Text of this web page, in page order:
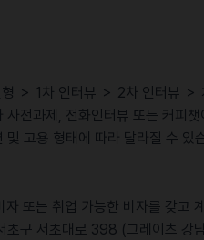
＞ 1차 인터뷰 ＞ 2차 인터뷰 ＞
사전과제, 전화인터뷰 또는 커피
및 고용 형태에 따라 달라질 수 있
자 또는 취업 가능한 비자를 갖고
초구 서초대로 398 (그레이츠 강